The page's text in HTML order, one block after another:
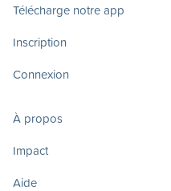
Télécharge notre app
Inscription
Connexion
À propos
Impact
Aide